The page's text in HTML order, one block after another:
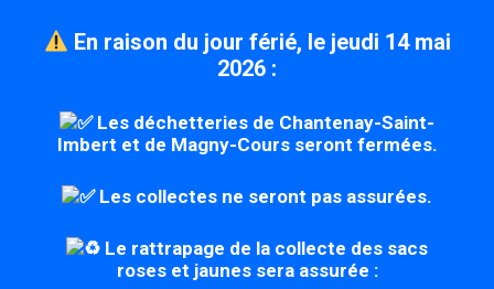
En raison du jour férié, le jeudi 14 mai
2026 :
Les déchetteries de Chantenay-Saint-
Imbert et de Magny-Cours seront fermées.
Les collectes ne seront pas assurées.
Le rattrapage de la collecte des sacs
roses et jaunes sera assurée :